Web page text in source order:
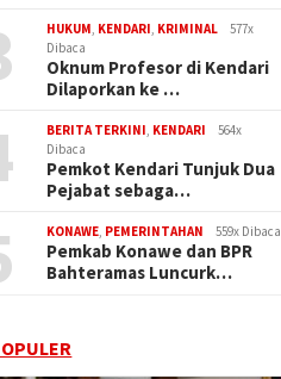
HUKUM KENDARI KRIMINAL
577x
Dibaca
Oknum Profesor di Kendari
Dilaporkan ke …
BERITA TERKINI KENDARI
564x
Dibaca
Pemkot Kendari Tunjuk Dua
Pejabat sebaga…
KONAWE PEMERINTAHAN 559x Dibaca
Pemkab Konawe dan BPR
Bahteramas Luncurk…